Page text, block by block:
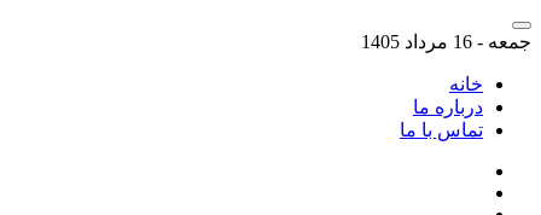
جمعه - 16 مرداد 1405
خانه
درباره ما
تماس با ما